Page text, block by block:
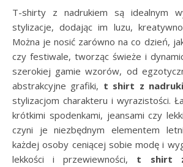
T-shirty z nadrukiem są idealnym
stylizacje, dodając im luzu,
Można je nosić zarówno na co dzień,
czy festiwale, tworząc świeże i
szerokiej gamie wzorów, od
abstrakcyjne grafiki, t shirt z
stylizacjom charakteru i wyrazistości.
krótkimi spodenkami, jeansami czy
czyni je niezbędnym elementem
każdej osoby ceniącej sobie modę i
lekkości i przewiewności, t shirt z